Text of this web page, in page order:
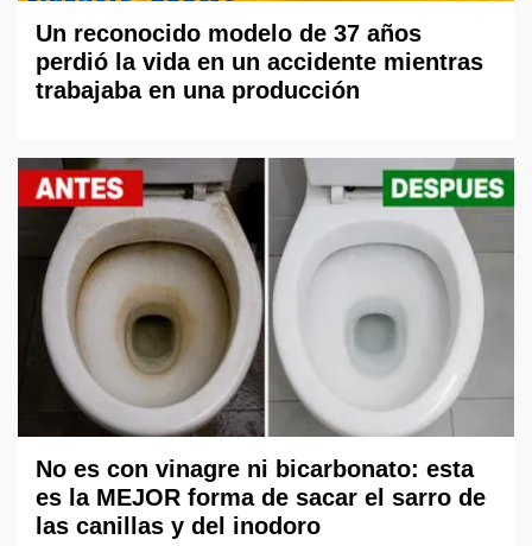
Un reconocido modelo de 37 años
perdió la vida en un accidente mientras
trabajaba en una producción
No es con vinagre ni bicarbonato: esta
es la MEJOR forma de sacar el sarro de
las canillas y del inodoro